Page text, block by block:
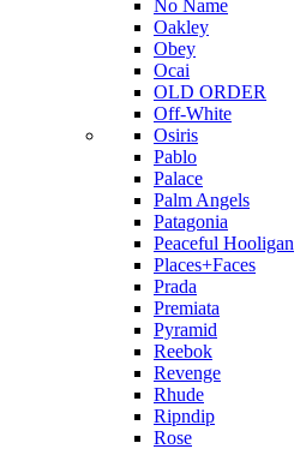
No Name
Oakley
Obey
Ocai
OLD ORDER
Off-White
Osiris
Pablo
Palace
Palm Angels
Patagonia
Peaceful Hooligan
Places+Faces
Prada
Premiata
Pyramid
Reebok
Revenge
Rhude
Ripndip
Rose